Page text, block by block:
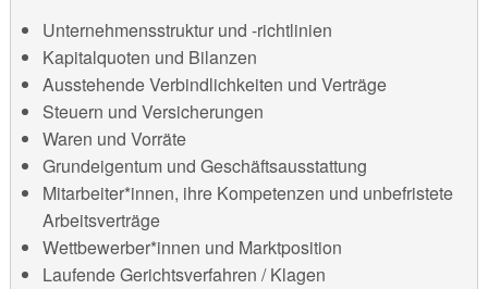
Unternehmensstruktur und -richtlinien
Kapitalquoten und Bilanzen
Ausstehende Verbindlichkeiten und Verträge
Steuern und Versicherungen
Waren und Vorräte
Grundeigentum und Geschäftsausstattung
Mitarbeiter*innen, ihre Kompetenzen und unbefristete
Arbeitsverträge
Wettbewerber*innen und Marktposition
Laufende Gerichtsverfahren / Klagen